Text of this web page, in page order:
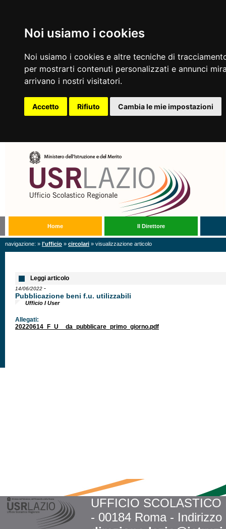
Noi usiamo i cookies
Noi usiamo i cookies e altre tecniche di
per mostrarti contenuti personalizzati e annunci
arrivano i nostri visitatori.
Accetto Rifiuto Cambia le mie impostazioni
Home Il Direttore
navigazione: » l'ufficio » circolari » visualizzazione articolo
Leggi articolo
14/06/2022 -
Pubblicazione beni f.u. utilizzabili
Ufficio I User
Allegati:
20220614_F_U__da_pubblicare_primo_giorno.pdf
UFFICIO
- 00184 Roma -